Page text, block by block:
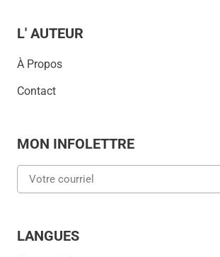
L' AUTEUR
À Propos
Contact
MON INFOLETTRE
LANGUES